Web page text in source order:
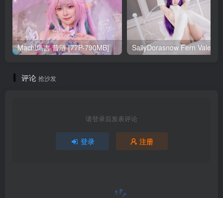
Machi馬吉 昔涟 [77P-790MB]
评论 抢沙发
请登录后发表评论
登录 注册